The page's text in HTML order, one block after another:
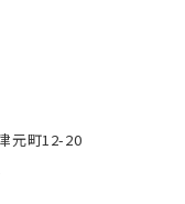
元町12-20